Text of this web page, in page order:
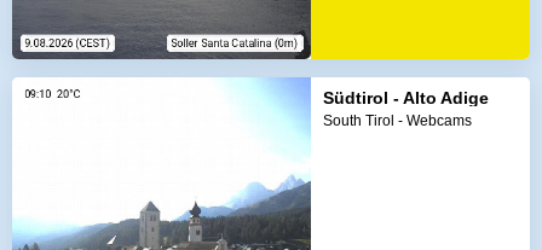
Südtirol - Alto Adige
South Tirol - Webcams